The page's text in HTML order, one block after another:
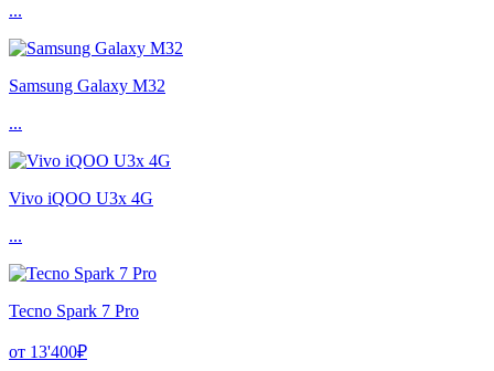
...
Samsung Galaxy M32
...
Vivo iQOO U3x 4G
...
Tecno Spark 7 Pro
от 13'400₽